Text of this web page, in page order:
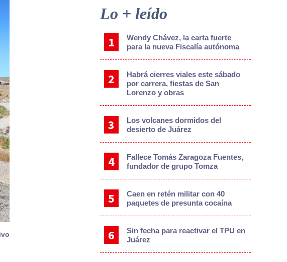
Sidebar
Lo + leído
Wendy Chávez, la carta fuerte
para la nueva Fiscalía autónoma
Habrá cierres viales este sábado
por carrera, fiestas de San
Lorenzo y obras
Los volcanes dormidos del
desierto de Juárez
Fallece Tomás Zaragoza Fuentes,
fundador de grupo Tomza
Caen en retén militar con 40
paquetes de presunta cocaína
Sin fecha para reactivar el TPU en
Juárez